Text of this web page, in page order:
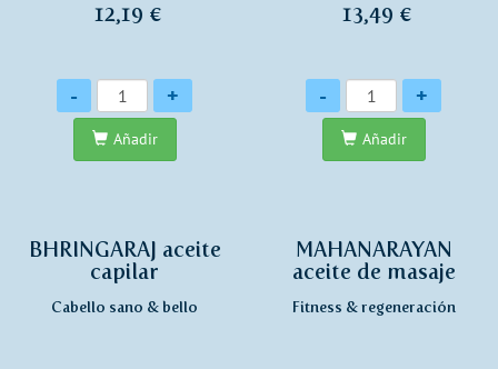
12,19 €
Cantidad
- +
Añadir
13,49 €
Cantidad
- +
Añadir
BHRINGARAJ aceite
capilar
Cabello sano & bello
MAHANARAYAN
aceite de masaje
Fitness & regeneración